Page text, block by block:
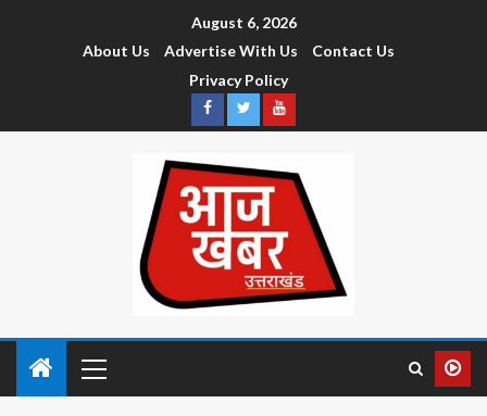
August 6, 2026
About Us
Advertise With Us
Contact Us
Privacy Policy